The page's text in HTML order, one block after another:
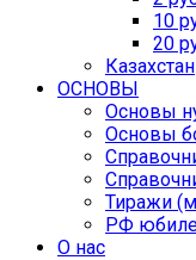
10
20
Казахстан
ОСНОВЫ
Основы
Основы
Тиражи
РФ
О нас